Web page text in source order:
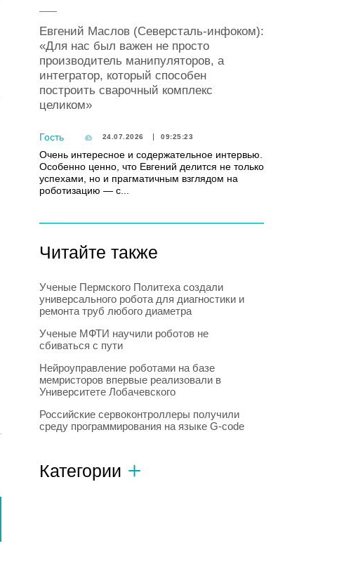
Евгений Маслов (Северсталь-инфоком):
«Для нас был важен не просто
производитель манипуляторов, а
интегратор, который способен
построить сварочный комплекс
целиком»
Гость 24.07.2026 09:25:23
Очень интересное и содержательное интервью.
Особенно ценно, что Евгений делится не только
успехами, но и прагматичным взглядом на
роботизацию — с...
Читайте также
Ученые Пермского Политеха создали
универсального робота для диагностики и
ремонта труб любого диаметра
Ученые МФТИ научили роботов не
сбиваться с пути
Нейроуправление роботами на базе
мемристоров впервые реализовали в
Университете Лобачевского
Российские сервоконтроллеры получили
среду программирования на языке G-code
Категории